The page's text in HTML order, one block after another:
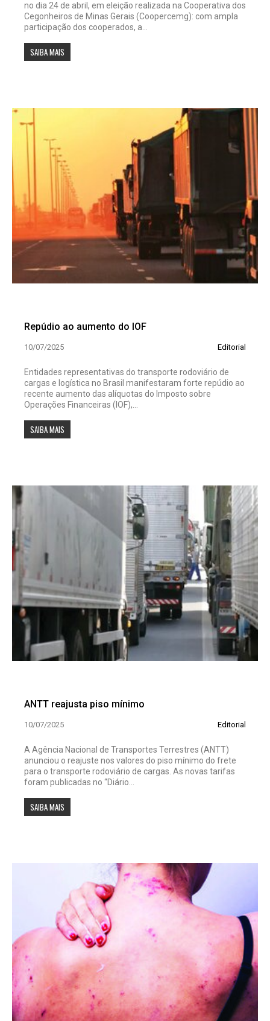
no dia 24 de abril, em eleição realizada na Cooperativa dos
Cegonheiros de Minas Gerais (Coopercemg): com ampla
participação dos cooperados, a...
SAIBA MAIS
Repúdio ao aumento do IOF
10/07/2025 Editorial
Entidades representativas do transporte rodoviário de
cargas e logística no Brasil manifestaram forte repúdio ao
recente aumento das alíquotas do Imposto sobre
Operações Financeiras (IOF),...
SAIBA MAIS
ANTT reajusta piso mínimo
10/07/2025 Editorial
A Agência Nacional de Transportes Terrestres (ANTT)
anunciou o reajuste nos valores do piso mínimo do frete
para o transporte rodoviário de cargas. As novas tarifas
foram publicadas no “Diário...
SAIBA MAIS